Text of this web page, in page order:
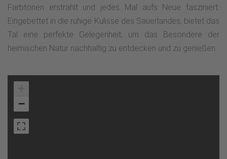
Farbtönen erstrahlt und jedes Mal aufs Neue fasziniert.
Eingebettet in die ruhige Kulisse des Sauerlandes, bietet das
Tal eine perfekte Gelegenheit, um das Besondere der
heimischen Natur nachhaltig zu entdecken und zu genießen.
−